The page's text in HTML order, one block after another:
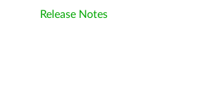
Release Notes